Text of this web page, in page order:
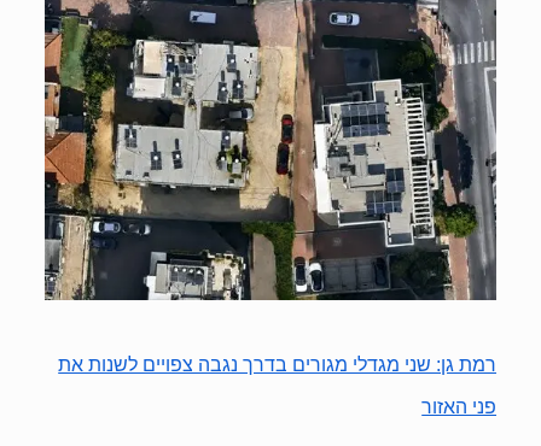
רמת גן: שני מגדלי מגורים בדרך נגבה צפויים לשנות את
פני האזור